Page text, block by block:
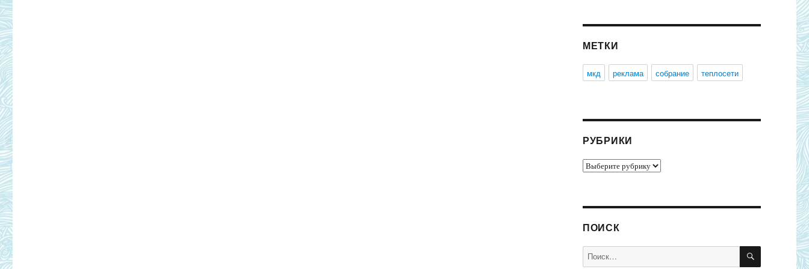
МЕТКИ
мкд реклама собрание теплосети
РУБРИКИ
Рубрики
ПОИСК
Искать: ПОИСК